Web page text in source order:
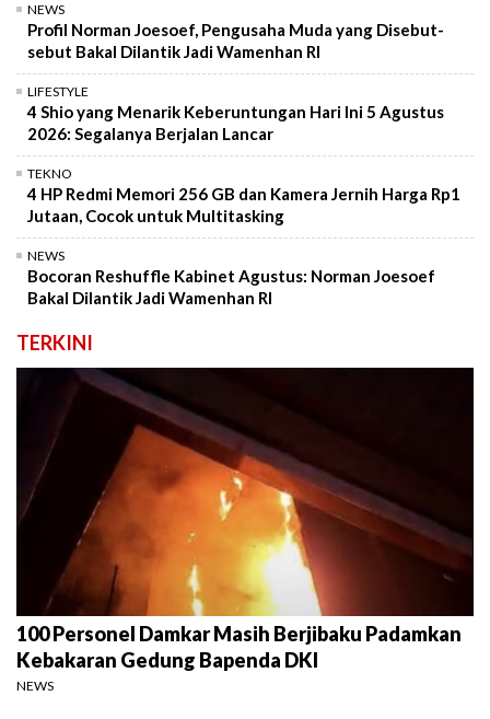
NEWS
Profil Norman Joesoef, Pengusaha Muda yang Disebut-
sebut Bakal Dilantik Jadi Wamenhan RI
LIFESTYLE
4 Shio yang Menarik Keberuntungan Hari Ini 5 Agustus
2026: Segalanya Berjalan Lancar
TEKNO
4 HP Redmi Memori 256 GB dan Kamera Jernih Harga Rp1
Jutaan, Cocok untuk Multitasking
NEWS
Bocoran Reshuffle Kabinet Agustus: Norman Joesoef
Bakal Dilantik Jadi Wamenhan RI
TERKINI
100 Personel Damkar Masih Berjibaku Padamkan
Kebakaran Gedung Bapenda DKI
NEWS